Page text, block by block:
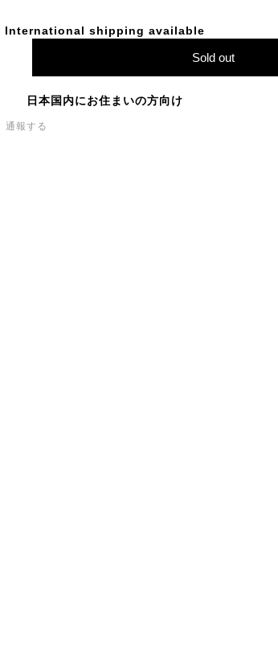
International shipping available
Sold out
日本国内にお住まいの方向け
通報する